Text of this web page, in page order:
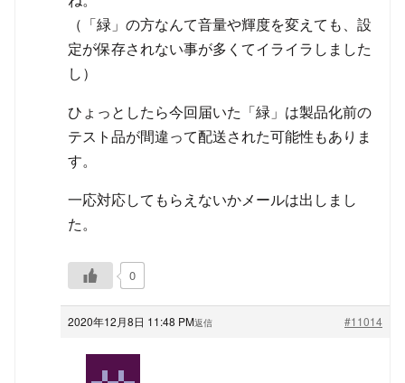
（「緑」の方なんて音量や輝度を変えても、設
定が保存されない事が多くてイライラしました
し）
ひょっとしたら今回届いた「緑」は製品化前の
テスト品が間違って配送された可能性もありま
す。
一応対応してもらえないかメールは出しまし
た。
0
2020年12月8日 11:48 PM #11014
返信